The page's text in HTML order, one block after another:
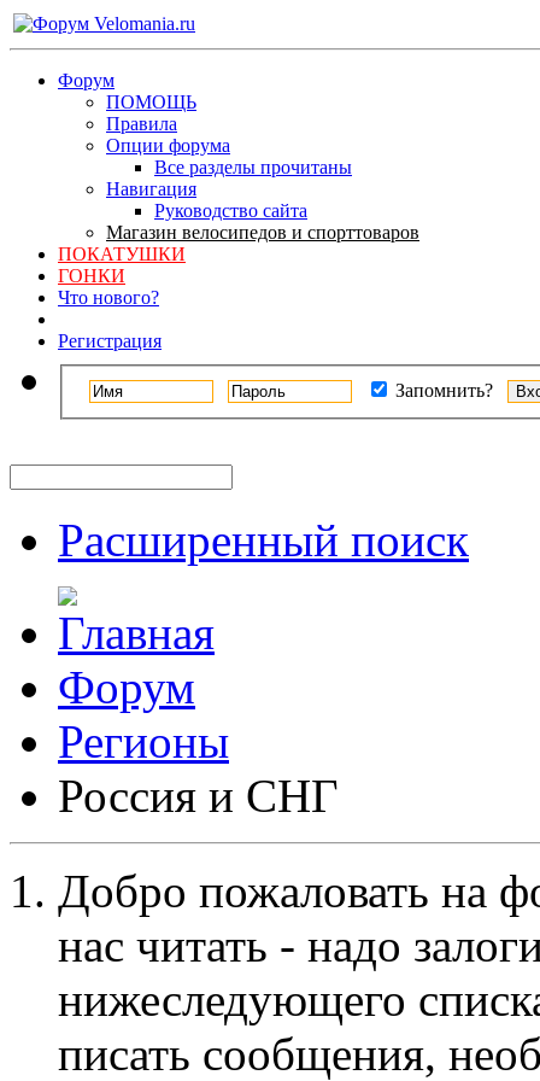
Форум
ПОМОЩЬ
Правила
Опции форума
Все разделы прочитаны
Навигация
Руководство сайта
Магазин велосипедов и спорттоваров
ПОКАТУШКИ
ГОНКИ
Что нового?
Регистрация
Запомнить?
Расширенный поиск
Форум
Регионы
Россия и СНГ
Добро пожаловать на
нас читать - надо
нижеследующего
писать сообщения,